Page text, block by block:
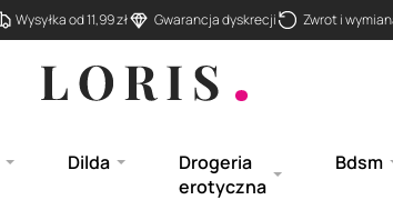
Wysyłka od 11,99 zł Gwarancja dyskrecji Zwrot i
Dilda
Drogeria
erotyczna
Bdsm